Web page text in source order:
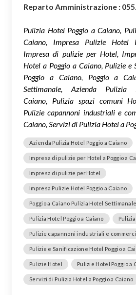
Reparto Amministrazione :
Pulizia Hotel Poggio a Caiano,
Caiano, Impresa Pulizie Hotel
Impresa di pulizie per Hotel,
Hotel a Poggio a Caiano, Pulizie e
Poggio a Caiano, Poggio a
Settimanale, Azienda
Caiano, Pulizia spazi comuni
Pulizie capannoni industriali e
Caiano, Servizi di Pulizia Hotel a
Azienda Pulizia Hotel Poggio a Caiano
Impresa di pulizie per Hotel a Poggio a
Impresa di pulizie perHotel
Impresa Pulizie Hotel Poggio a Caiano
Poggio a Caiano Pulizia Hotel Settimanale
Pulizia Hotel Poggio a Caiano
Pulizie capannoni industriali e
Pulizie e Sanificazione Hotel Poggio a
Pulizie Hotel Pulizie Hotel Poggio a
Servizi di Pulizia Hotel a Poggio a Caiano